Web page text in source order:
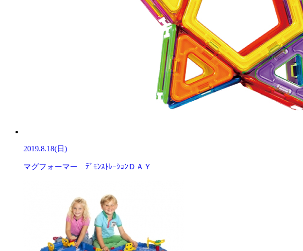
2019.8.18(日)
マグフォーマー ﾃﾞﾓﾝｽﾄﾚｰｼｮﾝＤＡＹ